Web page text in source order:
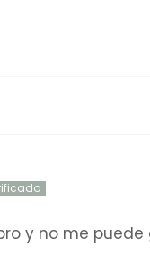
y no me